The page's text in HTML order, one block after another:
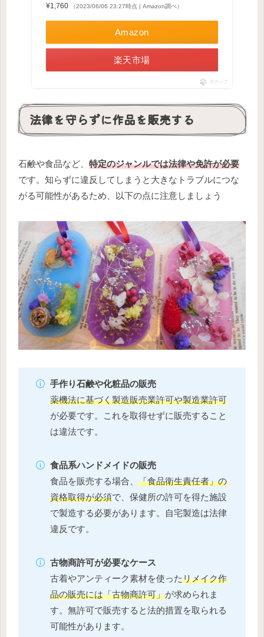
¥1,760 （2023/06/06 23:27時点 | Amazon調べ）
Amazon
楽天市場
ポチップ
法律を守らずに作品を販売する
石鹸や食品など、 特定のジャンルでは法律や免許が必要
です。知らずに違反してしまうと大きなトラブルにつな
がる可能性があるため、以下の点に注意しましょう
手作り石鹸や化粧品の販売
薬機法に基づく製造販売業許可や製造業許可
が必要です。これを取得せずに販売すること
は違法です。
食品系ハンドメイドの販売
食品を販売する場合、「食品衛生責任者」の
資格取得が必須で、保健所の許可を得た施設
で製造する必要があります。自宅製造は法律
違反です。
古物商許可が必要なケース
古着やアンティーク素材を使ったリメイク作
品の販売には「古物商許可」が求められま
す。無許可で販売すると法的措置を取られる
可能性があります。